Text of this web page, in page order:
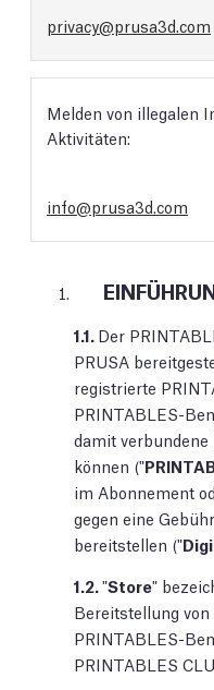
privacy@prusa3d.com
Melden von illegalen
Aktivitäten:
info@prusa3d.com
1.1. Der
PRUSA
registrierte
PRINTABLES-
damit
können ("
im Abonnement
gegen eine
bereitstellen ("
1.2."Store"
Bereitstellung
PRINTABLES-
PRINTABLES